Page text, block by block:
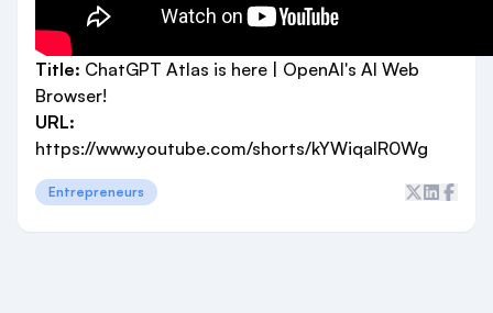
Title: ChatGPT Atlas is here | OpenAI's AI Web
Browser!
URL:
https://www.youtube.com/shorts/kYWiqaIR0Wg
Entrepreneurs